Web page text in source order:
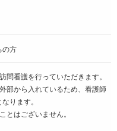
の方
問看護を行っていただきます。
部から入れているため、看護師
ります。
とはございません。